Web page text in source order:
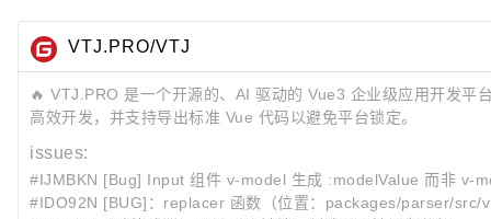
VTJ.PRO/VTJ
🔥 VTJ.PRO 是一个开源的、AI 驱动的 Vue3 企业级应用开发平
高效开发，并支持导出标准 Vue 代码以避免平台锁定。
issues:
#IJMBKN [Bug] Input 组件 v-model 生成 :modelValue 而非 v-
#IDO92N [BUG]：replacer 函数（位置：packages/parser/src/